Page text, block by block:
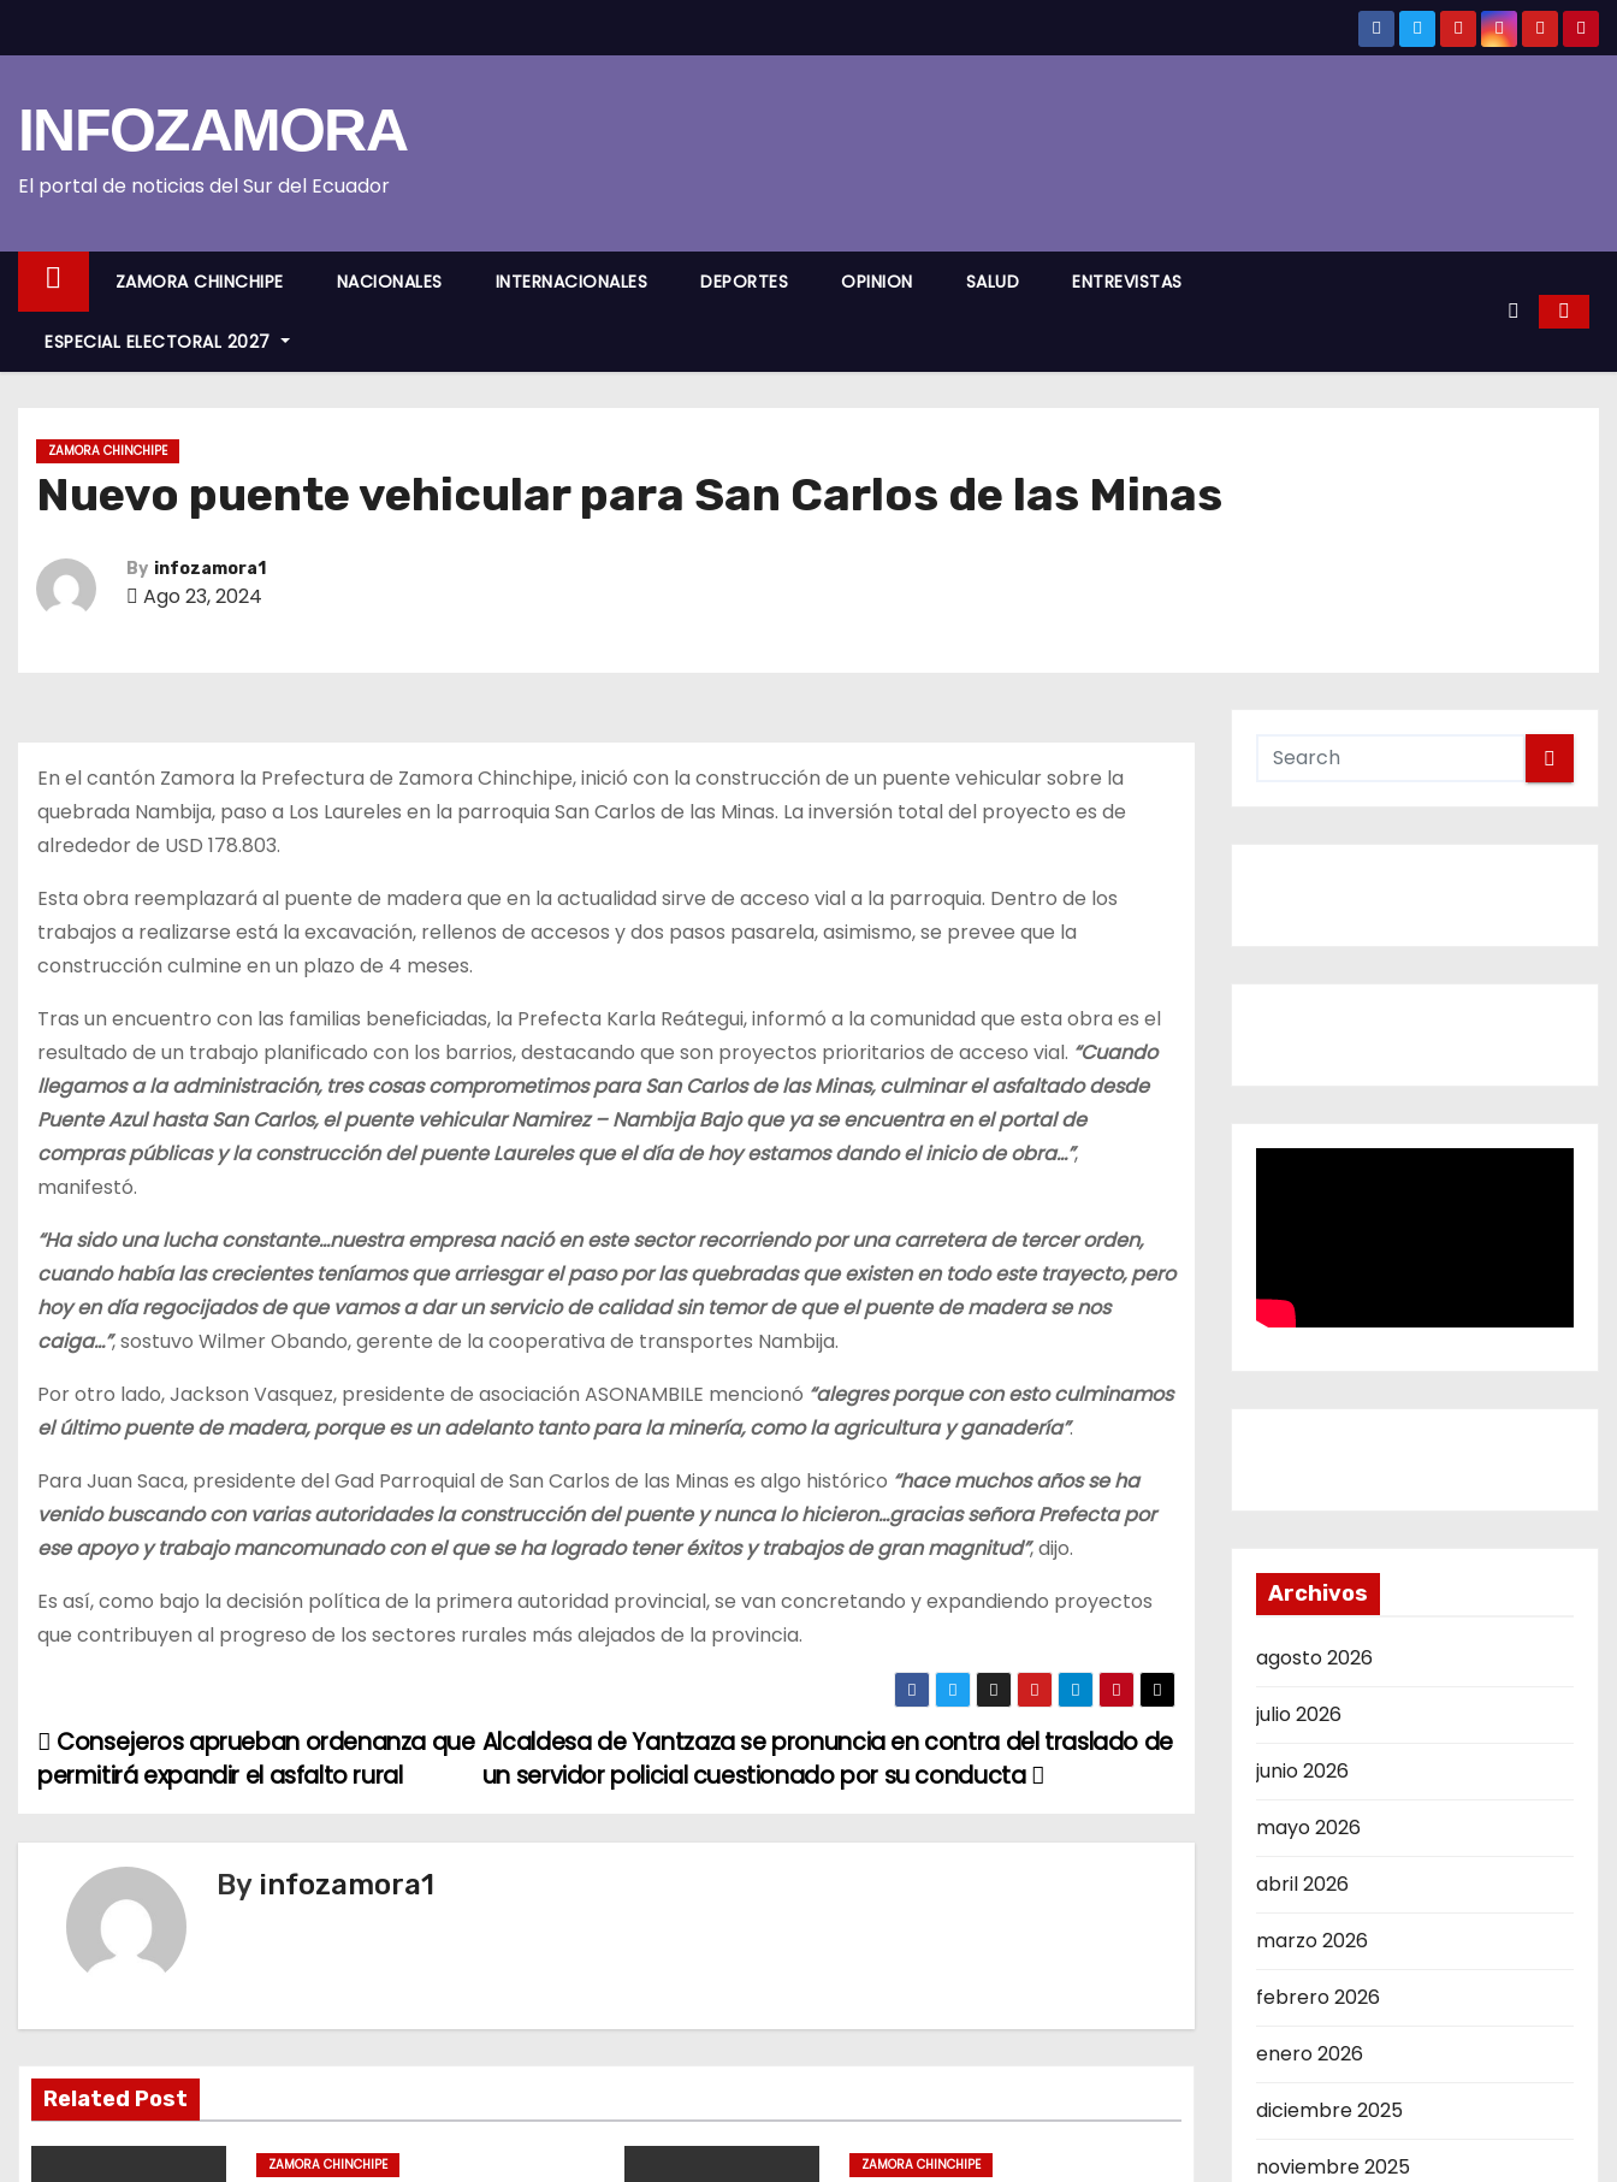
k
o
INFOZAMORA
El portal de noticias del Sur del Ecuador
ZAMORA CHINCHIPE NACIONALES INTERNACIONALES DEPORTES OPINION SALUD ENTREVISTAS
ESPECIAL ELECTORAL 2027
ZAMORA CHINCHIPE
Nuevo puente vehicular para San Carlos de las Minas
By infozamora1
Ago 23, 2024
En el cantón Zamora la Prefectura de Zamora Chinchipe, inició con la construcción de un puente vehicular sobre la
quebrada Nambija, paso a Los Laureles en la parroquia San Carlos de las Minas. La inversión total del proyecto es de
alrededor de USD 178.803.
Esta obra reemplazará al puente de madera que en la actualidad sirve de acceso vial a la parroquia. Dentro de los
trabajos a realizarse está la excavación, rellenos de accesos y dos pasos pasarela, asimismo, se prevee que la
construcción culmine en un plazo de 4 meses.
Tras un encuentro con las familias beneficiadas, la Prefecta Karla Reátegui, informó a la comunidad que esta obra es el
resultado de un trabajo planificado con los barrios, destacando que son proyectos prioritarios de acceso vial. “Cuando
llegamos a la administración, tres cosas comprometimos para San Carlos de las Minas, culminar el asfaltado desde
Puente Azul hasta San Carlos, el puente vehicular Namirez – Nambija Bajo que ya se encuentra en el portal de
compras públicas y la construcción del puente Laureles que el día de hoy estamos dando el inicio de obra…”,
manifestó.
“Ha sido una lucha constante…nuestra empresa nació en este sector recorriendo por una carretera de tercer orden,
cuando había las crecientes teníamos que arriesgar el paso por las quebradas que existen en todo este trayecto, pero
hoy en día regocijados de que vamos a dar un servicio de calidad sin temor de que el puente de madera se nos
caiga…”, sostuvo Wilmer Obando, gerente de la cooperativa de transportes Nambija.
Por otro lado, Jackson Vasquez, presidente de asociación ASONAMBILE mencionó “alegres porque con esto culminamos
el último puente de madera, porque es un adelanto tanto para la minería, como la agricultura y ganadería”.
Para Juan Saca, presidente del Gad Parroquial de San Carlos de las Minas es algo histórico “hace muchos años se ha
venido buscando con varias autoridades la construcción del puente y nunca lo hicieron…gracias señora Prefecta por
ese apoyo y trabajo mancomunado con el que se ha logrado tener éxitos y trabajos de gran magnitud”, dijo.
Es así, como bajo la decisión política de la primera autoridad provincial, se van concretando y expandiendo proyectos
que contribuyen al progreso de los sectores rurales más alejados de la provincia.
N
a
v
i
ó
Alcaldesa de Yantzaza se pronuncia en contra del traslado de
un servidor policial cuestionado por su conducta
Consejeros aprueban ordenanza que
permitirá expandir el asfalto rural
By infozamora1
Related Post
ZAMORA CHINCHIPE ZAMORA CHINCHIPE
Archivos
agosto 2026
julio 2026
junio 2026
mayo 2026
abril 2026
marzo 2026
febrero 2026
enero 2026
diciembre 2025
noviembre 2025